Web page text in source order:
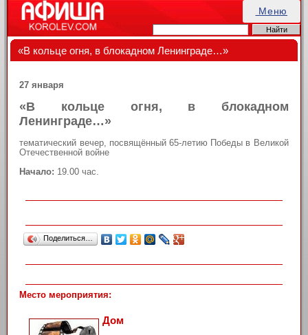
Меню
«В кольце огня, в блокадном Ленинграде…»
27 января
«В кольце огня, в блокадном
Ленинграде…»
тематический вечер, посвящённый 65-летию Победы в Великой
Отечественной войне
Начало: 19.00 час.
Поделиться…
Место мероприятия:
Дом